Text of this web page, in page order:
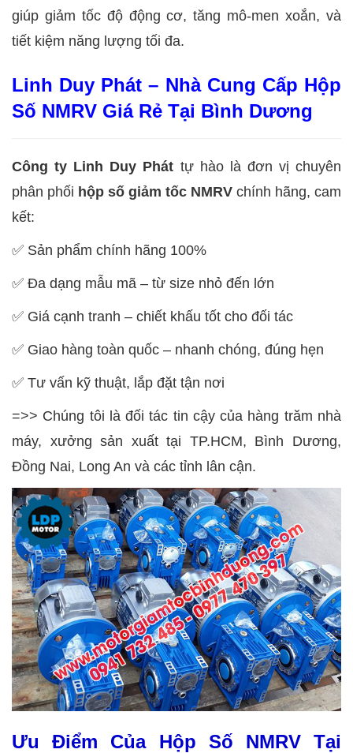
giúp giảm tốc độ động cơ, tăng mô-men xoắn, và
tiết kiệm năng lượng tối đa.
Linh Duy Phát – Nhà Cung Cấp Hộp
Số NMRV Giá Rẻ Tại Bình Dương
Công ty Linh Duy Phát tự hào là đơn vị chuyên
phân phối hộp số giảm tốc NMRV chính hãng, cam
kết:
✅ Sản phẩm chính hãng 100%
✅ Đa dạng mẫu mã – từ size nhỏ đến lớn
✅ Giá cạnh tranh – chiết khấu tốt cho đối tác
✅ Giao hàng toàn quốc – nhanh chóng, đúng hẹn
✅ Tư vấn kỹ thuật, lắp đặt tận nơi
=>> Chúng tôi là đối tác tin cậy của hàng trăm nhà
máy, xưởng sản xuất tại TP.HCM, Bình Dương,
Đồng Nai, Long An và các tỉnh lân cận.
Ưu Điểm Của Hộp Số NMRV Tại